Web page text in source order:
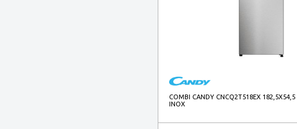
COMBI CANDY CNCQ2T518EX
INOX